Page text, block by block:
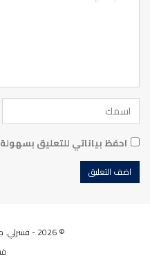
احفظ بياناتي للتعليق
© 2026 - فسرلي. جميع الحقوق محفوظة.